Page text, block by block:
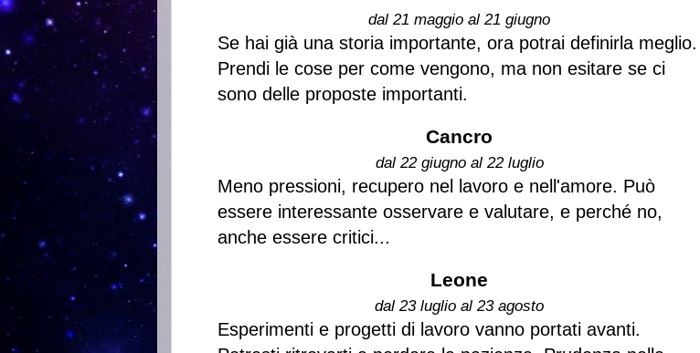
dal 21 maggio al 21 giugno
Se hai già una storia importante, ora potrai definirla meglio.
Prendi le cose per come vengono, ma non esitare se ci
sono delle proposte importanti.
Cancro
dal 22 giugno al 22 luglio
Meno pressioni, recupero nel lavoro e nell'amore. Può
essere interessante osservare e valutare, e perché no,
anche essere critici...
Leone
dal 23 luglio al 23 agosto
Esperimenti e progetti di lavoro vanno portati avanti.